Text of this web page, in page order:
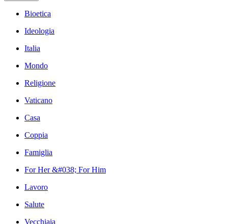
Bioetica
Ideologia
Italia
Mondo
Religione
Vaticano
Casa
Coppia
Famiglia
For Her &#038; For Him
Lavoro
Salute
Vecchiaia